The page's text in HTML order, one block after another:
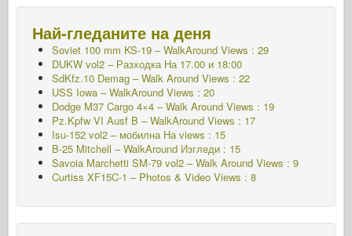
Най-гледаните на деня
Soviet 100 mm KS-19 – WalkAround Views : 29
DUKW vol2 – РазходкаНа 17.00 и 18:00
SdKfz.10 Demag – Walk Around Views : 22
USS Iowa – WalkAround Views : 20
Dodge M37 Cargo 4×4 – Walk Around Views : 19
Pz.Kpfw VI Ausf B – WalkAround Views : 17
Isu-152 vol2 – мобилнаНа views : 15
B-25 Mitchell – WalkAround Изгледи : 15
Savoia Marchetti SM-79 vol2 – Walk Around Views : 9
Curtiss XF15C-1 – Photos & Video Views : 8